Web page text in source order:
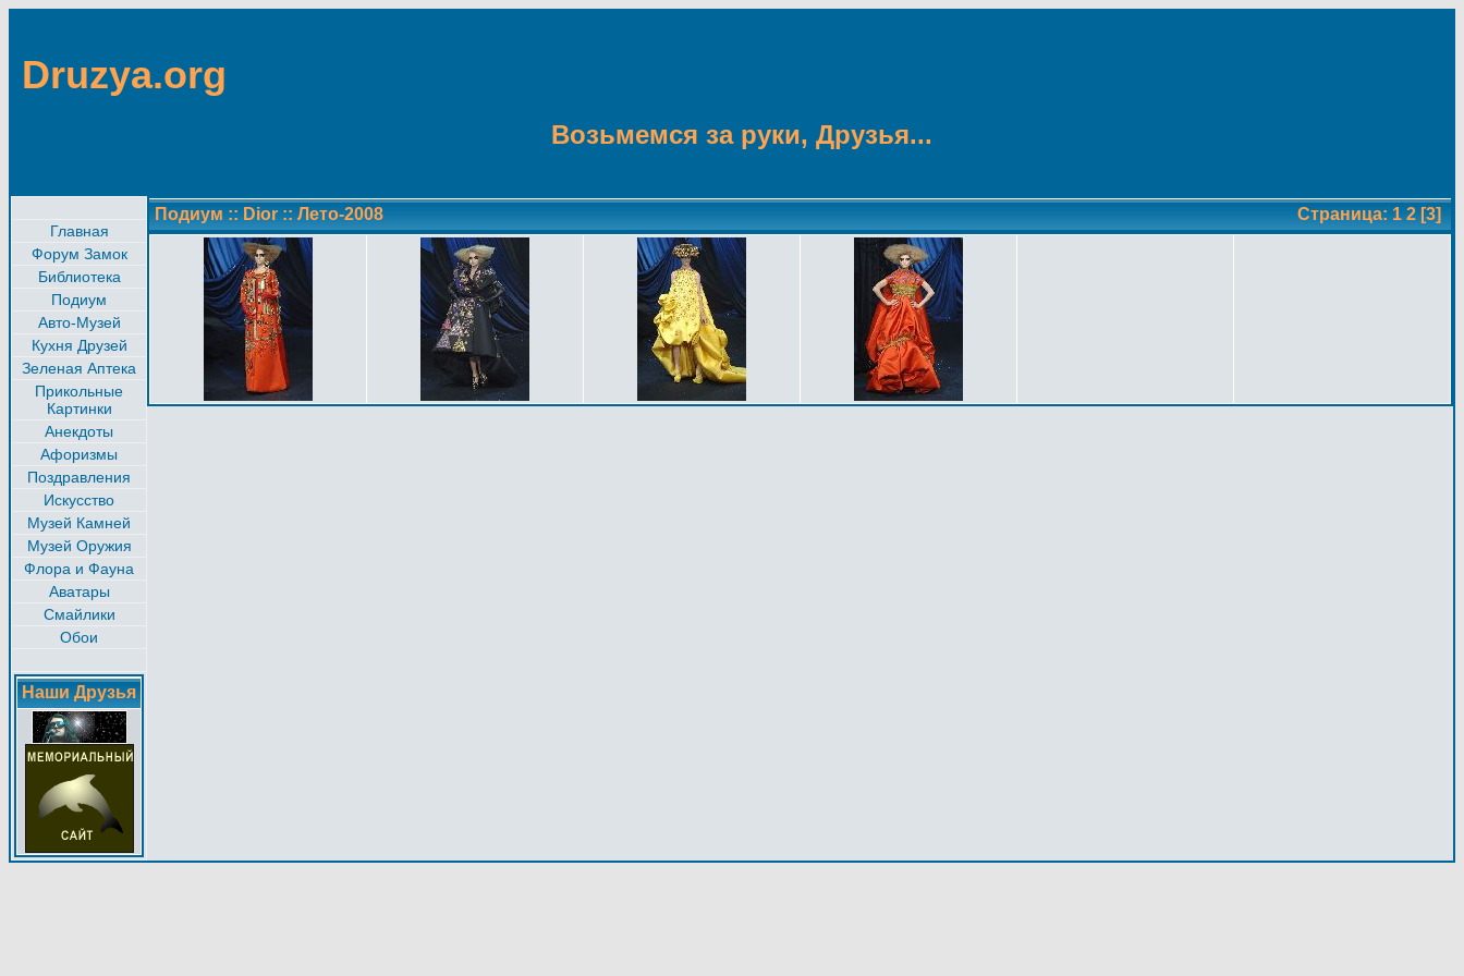
Druzya.org
Возьмемся за руки, Друзья...
Главная
Форум Замок
Библиотека
Подиум
Авто-Музей
Кухня Друзей
Зеленая Аптека
Прикольные
Картинки
Анекдоты
Афоризмы
Поздравления
Искусство
Музей Камней
Музей Оружия
Флора и Фауна
Аватары
Смайлики
Обои
Наши Друзья
Подиум :: Dior :: Лето-2008 Страница: 1 2 [3]